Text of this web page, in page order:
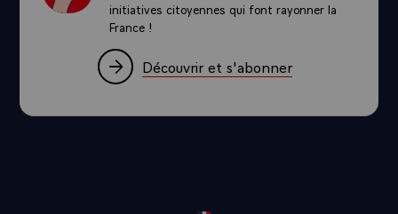
initiatives citoyennes qui font rayonner la
France !
Découvrir et s'abonner